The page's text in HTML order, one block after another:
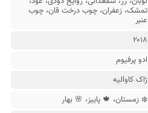
تمشک، زعفران، چوب درخت قان، چوب
عنبر
۲۰۱۸
ادو پرفیوم
ژاک کاوالیه
❄️ زمستان، 🍁 پایيز، 🌸 بهار